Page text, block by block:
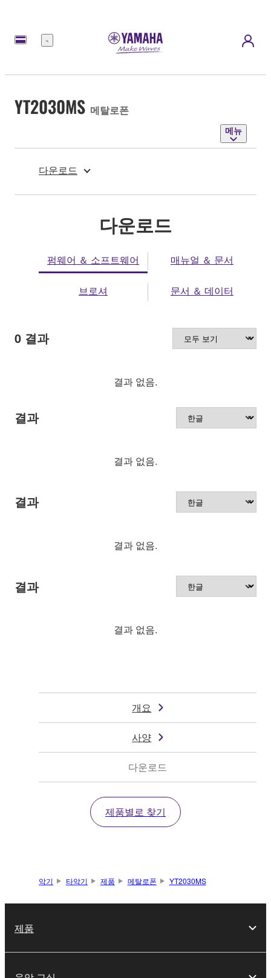
메
YT2030MS 메탈로폰
메뉴
다운로드
다운로드
펌웨어 ＆ 소프트웨어 매뉴얼 ＆ 문서
브로셔 문서 ＆ 데이터
0 결과
결과 없음.
결과
결과 없음.
결과
결과 없음.
결과
결과 없음.
개요
사양
다운로드
제품별로 찾기
악기 타악기 제품 메탈로폰 YT2030MS
제품